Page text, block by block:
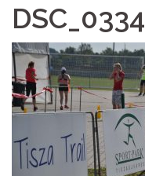
DSC_0334